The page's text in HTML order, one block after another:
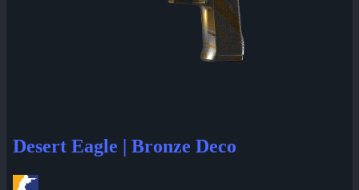
Desert Eagle | Bronze Deco